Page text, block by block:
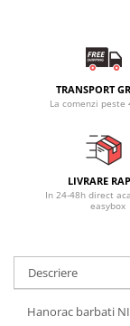
TRANSPORT
La comenzi peste
LIVRARE
In 24-48h direct
easybox
Descriere
Hanorac barbati